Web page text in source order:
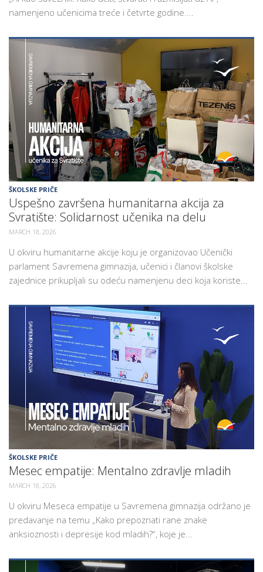
namenjeno učenicima treće i četvrte godine....
ŠKOLSKE PRIČE
Uspešno završena humanitarna akcija za
Svratište: Solidarnost učenika na delu
MARCH 18, 2026
U okviru humanitarne akcije koju je organizovao Učenički
parlament Savremena gimnazija, učenici i članovi školske
zajednice prikupljali su odeću namenjenu deci koja koriste...
ŠKOLSKE PRIČE
Mesec empatije: Mentalno zdravlje mladih
MARCH 18, 2026
U okviru Meseca empatije u Savremena gimnazija održano je
predavanje na temu „Kako prepoznati rane znake
anksioznosti i depresije kod mladih?“, koje je...